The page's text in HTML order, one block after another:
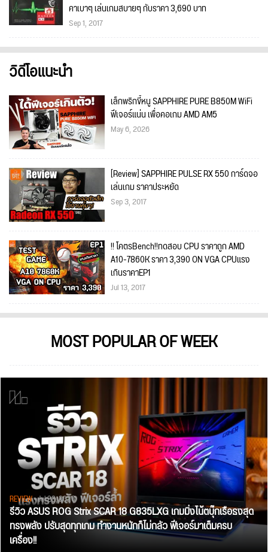
คาเบาๆ เล่นเกมสบายๆ กับราคา 3,690 บาท
Sep 1, 2017
วิดีโอแนะนำ
เล็กพริกขี้หนู SAPPHIRE PURE B850M WiFi
ฟีเจอร์แน่น เพื่อคอเกม AMD AM5
May 6, 2026
[Review] SAPPHIRE PULSE RX 550 การ์ดจอ
เล่นเกม ราคาประหยัด
Sep 3, 2017
!! โคตรBench!!ทดสอบ CPU ราคาถูก AMD
A10-7860K ราคา 3,390 ON VGA CPUแรง
เกินราคาEP1
Jul 13, 2017
MOST POPULAR OF WEEK
REVIEW• Jul 28, 2026
รีวิว ASUS ROG Strix SCAR 18 G835LXG เกมมิ่งโน้ตบุ๊กเรือธงสุด
ทรงพลัง ปรับสุดทุกเกม ทำงานหนักก็ไม่กลัว ฟีเจอร์มาเต็มครบ
เครื่อง!!